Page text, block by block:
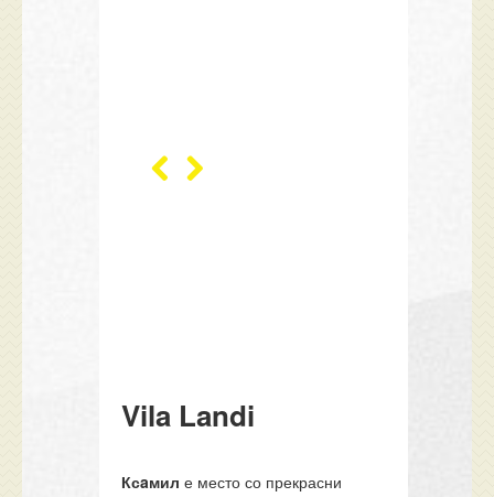
Vila Landi
Ксaмиле место со прекрасни